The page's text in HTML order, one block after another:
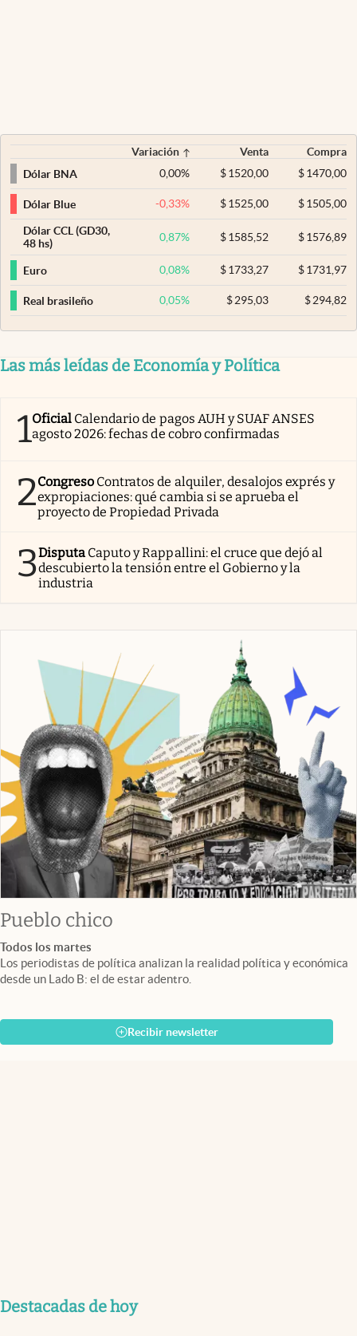
Variación Venta
Compra
Dólar BNA
0,00% $ 1520,00 $1470,00
Dólar Blue -0,33% $ 1525,00 $1505,00
Dólar CCL (GD30,
48 hs)
0,87% $ 1585,52 $1576,89
Euro 0,08% $ 1733,27 $1731,97
Real brasileño 0,05% $295,03 $294,82
Las más leídas de Economía y Política
1Oficial Calendario de pagos AUH y SUAF ANSES
agosto 2026: fechas de cobro confirmadas
2Congreso Contratos de alquiler, desalojos exprés y
expropiaciones: qué cambia si se aprueba el
proyecto de Propiedad Privada
3Disputa Caputo y Rappallini: el cruce que dejó al
descubierto la tensión entre el Gobierno y la
industria
Pueblo chico
Todos los martes
Los periodistas de política analizan la realidad política y económica
desde un Lado B: el de estar adentro.
Recibir newsletter
Destacadas de hoy